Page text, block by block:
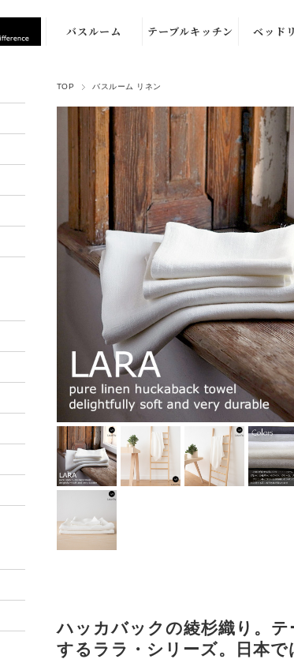
バスルーム
ハンドタオル
ミニタオル
ビーチタオル
（BIGサイズ）
お風呂用品
テーブルキッチン
キッチンクロ
ス・ふきん
テーブルクロ
ス・ランナー
プレイス・ラン
チョンマット
バスケット
エプロン
ベッド
ブランケ
スロ
クッショ
ー
TOP バスルーム リネン
ハッカバックの綾杉織り。
するララ・シリーズ。日本で